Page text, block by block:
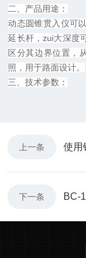
二、产品用途：
动态圆锥贯入仪可
延长杆，zui大深度
区分其边界位置，
照，用于路面设计。
三、技术参数：
上一条 使用
下一条 BC-